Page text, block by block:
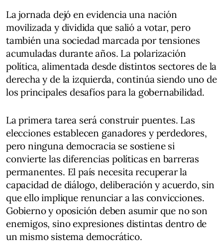
La jornada dejó en evidencia una nación
movilizada y dividida que salió a votar, pero
también una sociedad marcada por tensiones
acumuladas durante años. La polarización
política, alimentada desde distintos sectores de la
derecha y de la izquierda, continúa siendo uno de
los principales desafíos para la gobernabilidad.
La primera tarea será construir puentes. Las
elecciones establecen ganadores y perdedores,
pero ninguna democracia se sostiene si
convierte las diferencias políticas en barreras
permanentes. El país necesita recuperar la
capacidad de diálogo, deliberación y acuerdo, sin
que ello implique renunciar a las convicciones.
Gobierno y oposición deben asumir que no son
enemigos, sino expresiones distintas dentro de
un mismo sistema democrático.